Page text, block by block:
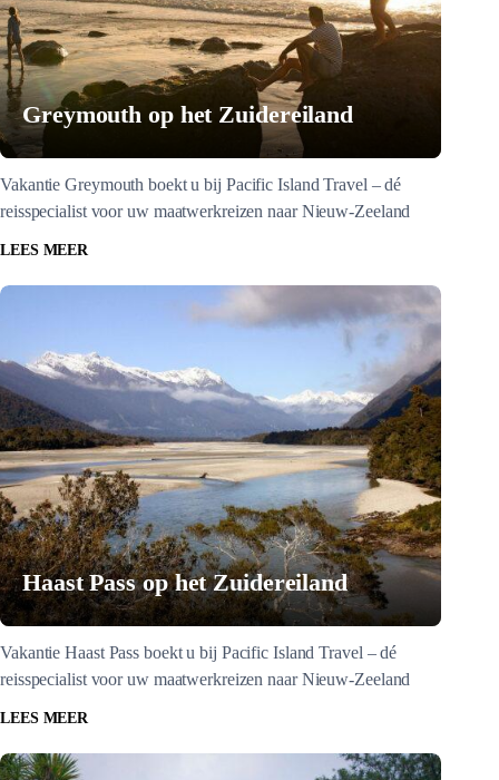
Greymouth op het Zuidereiland
Vakantie Greymouth boekt u bij Pacific Island Travel – dé
reisspecialist voor uw maatwerkreizen naar Nieuw-Zeeland
LEES MEER
Haast Pass op het Zuidereiland
Vakantie Haast Pass boekt u bij Pacific Island Travel – dé
reisspecialist voor uw maatwerkreizen naar Nieuw-Zeeland
LEES MEER